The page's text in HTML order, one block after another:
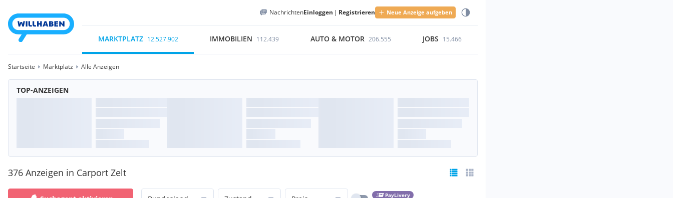
NachrichtenEinloggen | Registrieren Neue Anzeige aufgeben
MARKTPLATZ 12.527.902 IMMOBILIEN 112.439 AUTO & MOTOR 206.555 JOBS 15.466
Startseite Marktplatz Alle Anzeigen
TOP-ANZEIGEN
376 Anzeigen in Carport Zelt
PayLivery